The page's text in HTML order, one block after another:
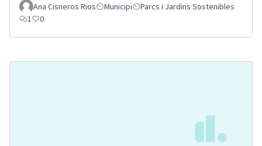
Ana Cisneros Rios
Municipi
Parcs i Jardins Sostenibles
1
0